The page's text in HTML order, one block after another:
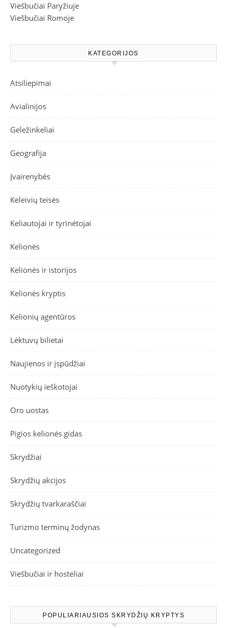
Viešbučiai Paryžiuje
Viešbučiai Romoje
KATEGORIJOS
Atsiliepimai
Avialinijos
Geležinkeliai
Geografija
Įvairenybės
Keleivių teisės
Keliautojai ir tyrinėtojai
Kelionės
Kelionės ir istorijos
Kelionės kryptis
Kelionių agentūros
Lėktuvų bilietai
Naujienos ir įspūdžiai
Nuotykių ieškotojai
Oro uostas
Pigios kelionės gidas
Skrydžiai
Skrydžių akcijos
Skrydžių tvarkaraščiai
Turizmo terminų žodynas
Uncategorized
Viešbučiai ir hosteliai
POPULIARIAUSIOS SKRYDŽIŲ KRYPTYS